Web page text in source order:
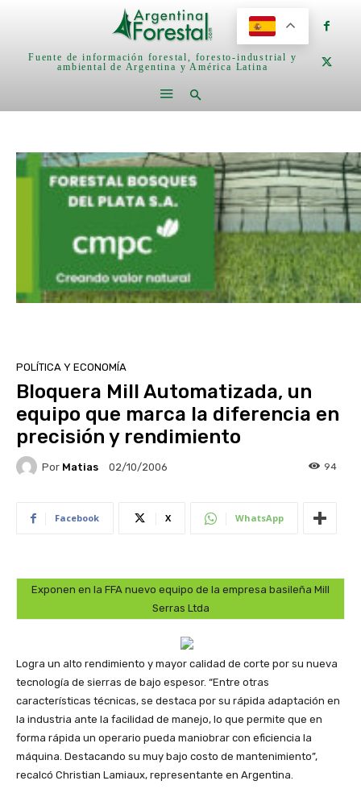
Fuente de información forestal, foresto-industrial y
ambiental de Argentina y América Latina
POLÍTICA Y ECONOMÍA
Bloquera Mill Automatizada, un
equipo que marca la diferencia en
precisión y rendimiento
Por Matias 02/10/2006 94
Facebook X WhatsApp
Exponen en la FFA nuevo equipo de la empresa basileña Mill
Serras Ltda
Logra un alto rendimiento y mayor calidad de corte por su nueva
tecnología de sierras de bajo espesor. “Entre otras
características técnicas, se destaca por su rápida adaptación en
la industria ante la facilidad de manejo, lo que permite que en
forma rápida un operario pueda maniobrar con eficiencia la
máquina. Destacando su muy bajo costo de mantenimiento”,
recalcó Christian Lamiaux, representante en Argentina.